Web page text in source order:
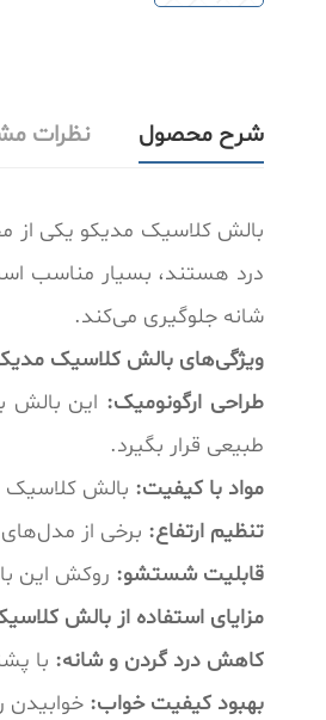
شرح محصول نظرات
بالش کلاسیک مدیکو یکی از
درد هستند، بسیار مناسب
شانه جلوگیری می‌کند.
ویژگی‌های بالش کلاسیک
طراحی ارگونومیک: این بالش
طبیعی قرار بگیرد.
مواد با کیفیت: بالش کلاسیک
تنظیم ارتفاع: برخی از
قابلیت شستشو: روکش این
مزایای استفاده از بالش
کاهش درد گردن و شانه: با
بهبود کیفیت خواب: خوابیدن